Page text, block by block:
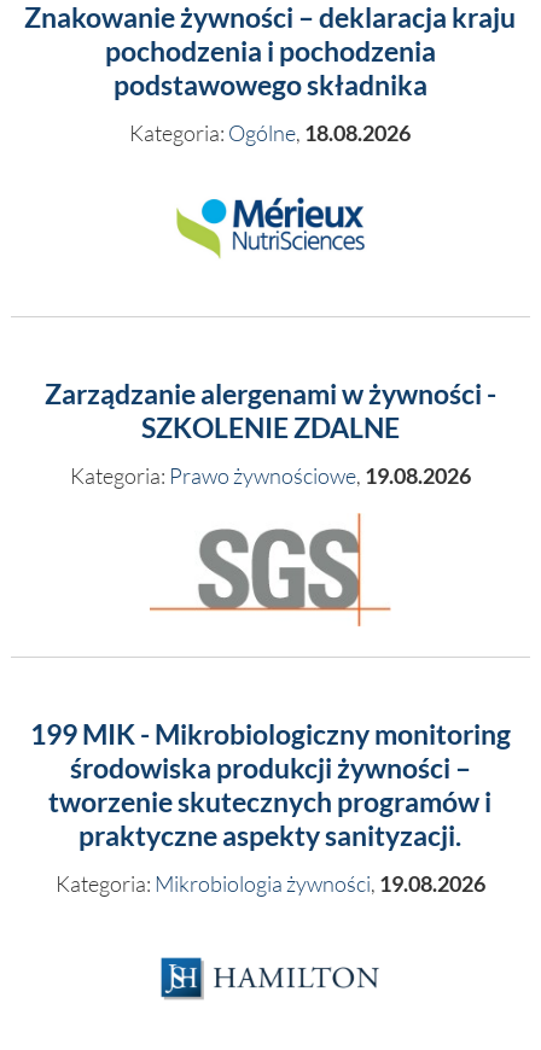
Znakowanie żywności – deklaracja kraju
pochodzenia i pochodzenia
podstawowego składnika
Kategoria: Ogólne, 18.08.2026
Zarządzanie alergenami w żywności -
SZKOLENIE ZDALNE
Kategoria: Prawo żywnościowe, 19.08.2026
199 MIK - Mikrobiologiczny monitoring
środowiska produkcji żywności –
tworzenie skutecznych programów i
praktyczne aspekty sanityzacji.
Kategoria: Mikrobiologia żywności, 19.08.2026